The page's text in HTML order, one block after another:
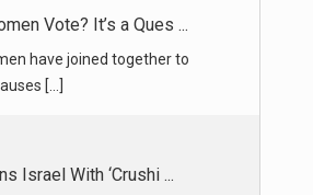
Israel With ‘Crushi ...